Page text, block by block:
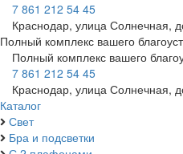
7 861 212 54 45
Краснодар, улица Солнечная,
Полный комплекс вашего
Полный комплекс вашего
7 861 212 54 45
Краснодар, улица Солнечная,
Каталог
Свет
Бра и подсветки